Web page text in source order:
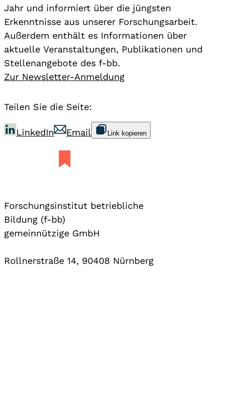
Jahr und informiert über die jüngsten
Erkenntnisse aus unserer Forschungsarbeit.
Außerdem enthält es Informationen über
aktuelle Veranstaltungen, Publikationen und
Stellenangebote des f-bb.
Zur Newsletter-Anmeldung
Teilen Sie die Seite:
LinkedIn Email Link kopieren
Forschungsinstitut betriebliche
Bildung (f-bb)
gemeinnützige GmbH
Rollnerstraße 14, 90408 Nürnberg